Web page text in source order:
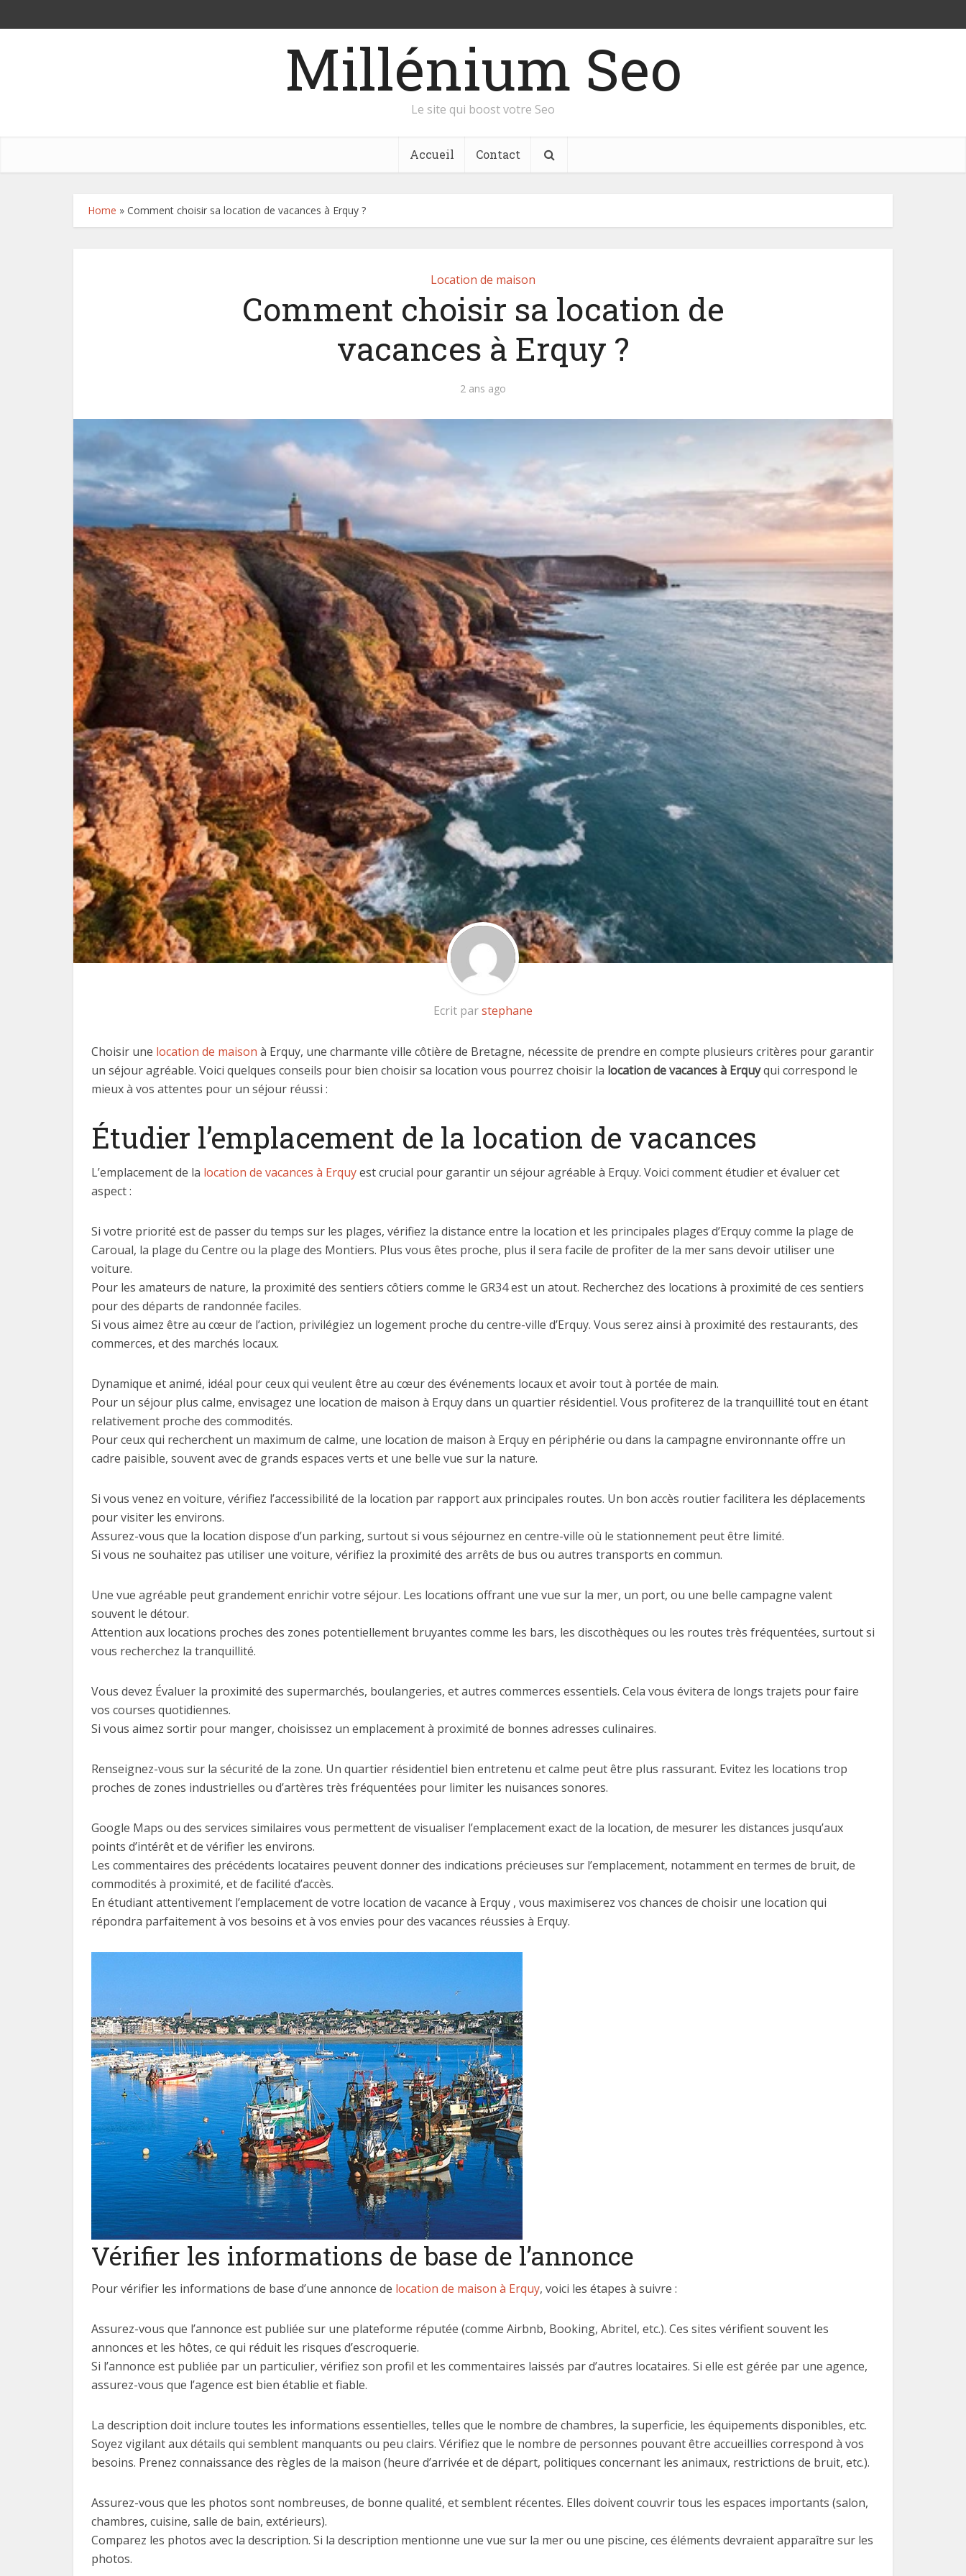
Millénium Seo
Le site qui boost votre Seo
Accueil Contact
Home » Comment choisir sa location de vacances à Erquy ?
Location de maison
Comment choisir sa location de
vacances à Erquy ?
2 ans ago
Ecrit parstephane
Choisir une location de maison à Erquy, une charmante ville côtière de Bretagne, nécessite de prendre en compte plusieurs critères pour garantir
un séjour agréable. Voici quelques conseils pour bien choisir sa location vous pourrez choisir la location de vacances à Erquyqui correspond le
mieux à vos attentes pour un séjour réussi :
Étudier l’emplacement de la location de vacances
L’emplacement de la location de vacances à Erquyest crucial pour garantir un séjour agréable à Erquy. Voici comment étudier et évaluer cet
aspect :
Si votre priorité est de passer du temps sur les plages, vérifiez la distance entre la location et les principales plages d’Erquy comme la plage de
Caroual, la plage du Centre ou la plage des Montiers. Plus vous êtes proche, plus il sera facile de profiter de la mer sans devoir utiliser une
voiture.
Pour les amateurs de nature, la proximité des sentiers côtiers comme le GR34 est un atout. Recherchez des locations à proximité de ces sentiers
pour des départs de randonnée faciles.
Si vous aimez être au cœur de l’action, privilégiez un logement proche du centre-ville d’Erquy. Vous serez ainsi à proximité des restaurants, des
commerces, et des marchés locaux.
Dynamique et animé, idéal pour ceux qui veulent être au cœur des événements locaux et avoir tout à portée de main.
Pour un séjour plus calme, envisagez une location de maison à Erquy dans un quartier résidentiel. Vous profiterez de la tranquillité tout en étant
relativement proche des commodités.
Pour ceux qui recherchent un maximum de calme, une location de maison à Erquy en périphérie ou dans la campagne environnante offre un
cadre paisible, souvent avec de grands espaces verts et une belle vue sur la nature.
Si vous venez en voiture, vérifiez l’accessibilité de la location par rapport aux principales routes. Un bon accès routier facilitera les déplacements
pour visiter les environs.
Assurez-vous que la location dispose d’un parking, surtout si vous séjournez en centre-ville où le stationnement peut être limité.
Si vous ne souhaitez pas utiliser une voiture, vérifiez la proximité des arrêts de bus ou autres transports en commun.
Une vue agréable peut grandement enrichir votre séjour. Les locations offrant une vue sur la mer, un port, ou une belle campagne valent
souvent le détour.
Attention aux locations proches des zones potentiellement bruyantes comme les bars, les discothèques ou les routes très fréquentées, surtout si
vous recherchez la tranquillité.
Vous devez Évaluer la proximité des supermarchés, boulangeries, et autres commerces essentiels. Cela vous évitera de longs trajets pour faire
vos courses quotidiennes.
Si vous aimez sortir pour manger, choisissez un emplacement à proximité de bonnes adresses culinaires.
Renseignez-vous sur la sécurité de la zone. Un quartier résidentiel bien entretenu et calme peut être plus rassurant. Evitez les locations trop
proches de zones industrielles ou d’artères très fréquentées pour limiter les nuisances sonores.
Google Maps ou des services similaires vous permettent de visualiser l’emplacement exact de la location, de mesurer les distances jusqu’aux
points d’intérêt et de vérifier les environs.
Les commentaires des précédents locataires peuvent donner des indications précieuses sur l’emplacement, notamment en termes de bruit, de
commodités à proximité, et de facilité d’accès.
En étudiant attentivement l’emplacement de votre location de vacance à Erquy , vous maximiserez vos chances de choisir une location qui
répondra parfaitement à vos besoins et à vos envies pour des vacances réussies à Erquy.
Vérifier les informations de base de l’annonce
Pour vérifier les informations de base d’une annonce de location de maison à Erquy, voici les étapes à suivre :
Assurez-vous que l’annonce est publiée sur une plateforme réputée (comme Airbnb, Booking, Abritel, etc.). Ces sites vérifient souvent les
annonces et les hôtes, ce qui réduit les risques d’escroquerie.
Si l’annonce est publiée par un particulier, vérifiez son profil et les commentaires laissés par d’autres locataires. Si elle est gérée par une agence,
assurez-vous que l’agence est bien établie et fiable.
La description doit inclure toutes les informations essentielles, telles que le nombre de chambres, la superficie, les équipements disponibles, etc.
Soyez vigilant aux détails qui semblent manquants ou peu clairs. Vérifiez que le nombre de personnes pouvant être accueillies correspond à vos
besoins. Prenez connaissance des règles de la maison (heure d’arrivée et de départ, politiques concernant les animaux, restrictions de bruit, etc.).
Assurez-vous que les photos sont nombreuses, de bonne qualité, et semblent récentes. Elles doivent couvrir tous les espaces importants (salon,
chambres, cuisine, salle de bain, extérieurs).
Comparez les photos avec la description. Si la description mentionne une vue sur la mer ou une piscine, ces éléments devraient apparaître sur les
photos.